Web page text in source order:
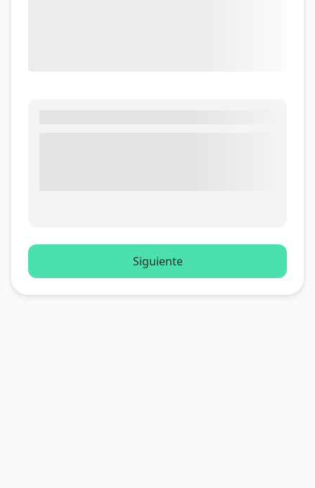
Siguiente